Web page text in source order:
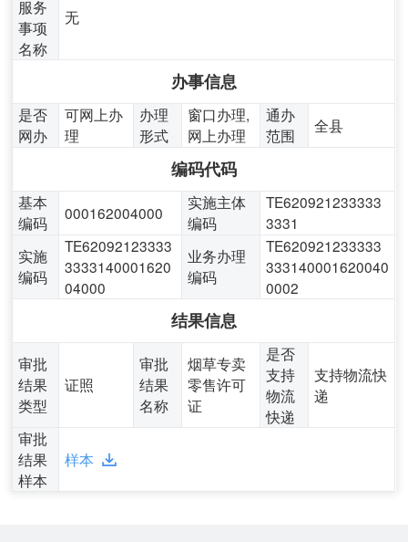
服务
事项
名称
无
办事信息
是否
网办
可网上办
理
办理
形式
窗口办理,
网上办理
通办
范围
全县
编码代码
基本
编码
000162004000
实施主体
编码
TE620921233333
3331
实施
编码
TE62092123333
3333140001620
04000
业务办理
编码
TE620921233333
333140001620040
0002
结果信息
审批
结果
类型
证照
审批
结果
名称
烟草专卖
零售许可
证
是否
支持
物流
快递
支持物流快
递
审批
结果
样本
样本